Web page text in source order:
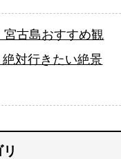
宮古島おすすめ観
対行きたい絶景